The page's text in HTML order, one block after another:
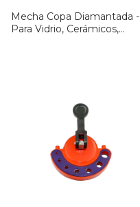
Mecha Copa Diamantada -
Para Vidrio, Cerámicos,